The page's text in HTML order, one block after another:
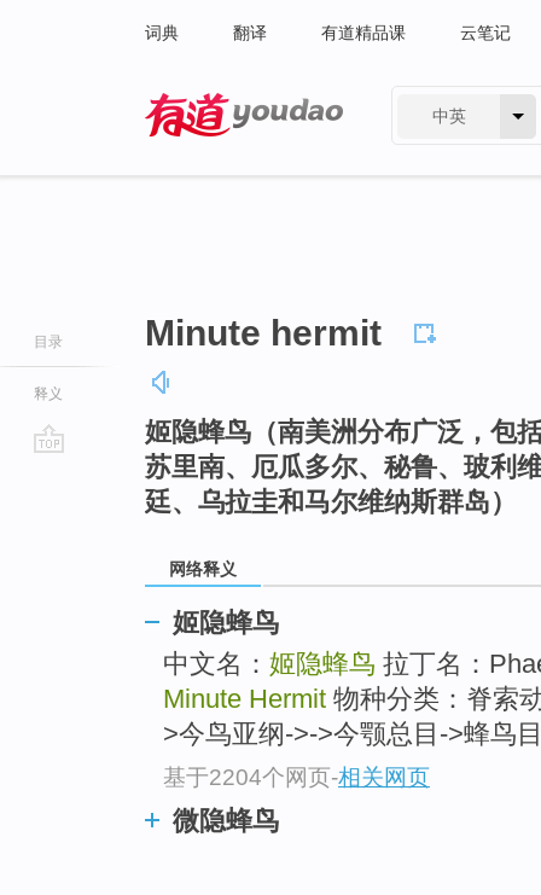
词典 翻译 有道精品课 云笔记
中英
目录
释义
Minute hermit
姬隐蜂鸟（南美洲分布广泛，包
苏里南、厄瓜多尔、秘鲁、玻利
廷、乌拉圭和马尔维纳斯群岛）
网络释义
姬隐蜂鸟
中文名： 姬隐蜂鸟 拉丁名：
Minute Hermit 物种分类：脊索
>今鸟亚纲->->今颚总目->蜂鸟
基于2204个网页-相关网页
微隐蜂鸟